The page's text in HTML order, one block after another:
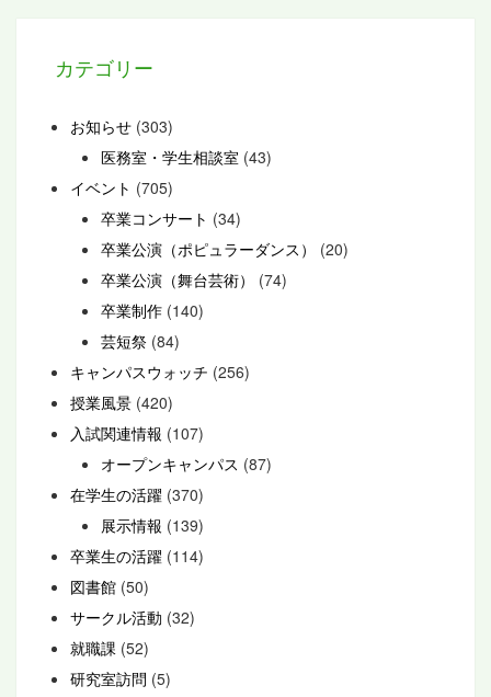
カテゴリー
お知らせ (303)
医務室・学生相談室 (43)
イベント (705)
卒業コンサート (34)
卒業公演（ポピュラーダンス）
(20)
卒業公演（舞台芸術）
(74)
卒業制作 (140)
芸短祭 (84)
キャンパスウォッチ (256)
授業風景 (420)
入試関連情報 (107)
オープンキャンパス (87)
在学生の活躍 (370)
展示情報 (139)
卒業生の活躍 (114)
図書館 (50)
サークル活動 (32)
就職課 (52)
研究室訪問 (5)